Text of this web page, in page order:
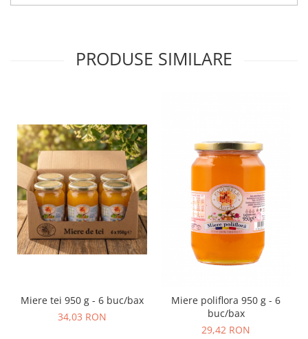
PRODUSE SIMILARE
Miere tei 950 g - 6 buc/bax
34,03 RON
Miere poliflora 950 g - 6
buc/bax
29,42 RON